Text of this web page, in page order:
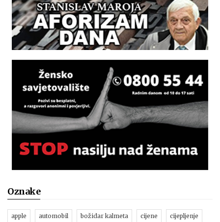
Oznake
apple automobil božidar kalmeta cijene cijepljenje